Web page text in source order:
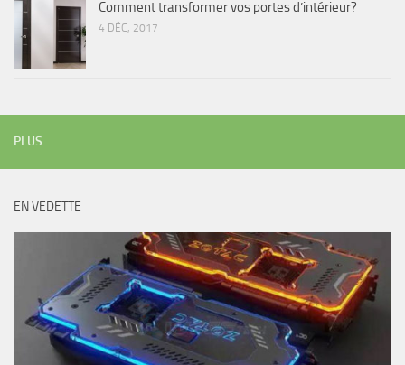
Comment transformer vos portes d’intérieur?
4 DÉC, 2017
PLUS
EN VEDETTE